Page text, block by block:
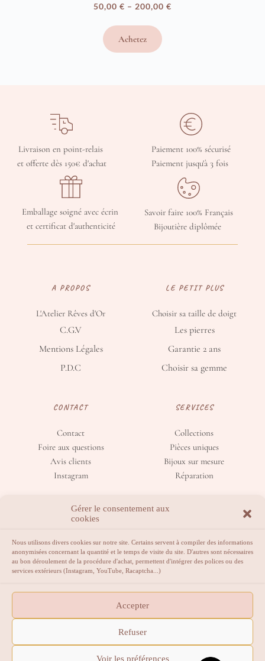
Gérer le consentement aux
cookies
Nous utilisons divers cookies sur notre site. Certains servent à compiler des informations
anonymisées concernant la quantité et le temps de visite du site. D'autres sont nécessaires
au bon déroulement de la procédure d'achat, permettent d'intégrer des polices ou des
services extérieurs (Instagram, YouTube, Racaptcha...)
Accepter
Refuser
Voir les préférences
50,00 € – 200,00 €
Plage
prix :
Achetez
Livraison en point-relais
et offerte dès 150€ d'achat
Paiement 100% sécurisé
Paiement jusqu'à 3 fois
Emballage soigné avec écrin
et certificat d'authenticité
Savoir faire 100% Français
Bijoutière diplômée
A PROPOS
L'Atelier Rêves d'Or
C.G.V
Mentions Légales
P.D.C
LE PETIT PLUS
Choisir sa taille de doigt
Les pierres
Garantie 2 ans
Choisir sa gemme
CONTACT
Contact
Foire aux questions
Avis clients
Instagram
SERVICES
Collections
Pièces uniques
Bijoux sur mesure
Réparation
La bijouterie qui vous sublime.
Atelier ouvert au public sur rendez-vous.